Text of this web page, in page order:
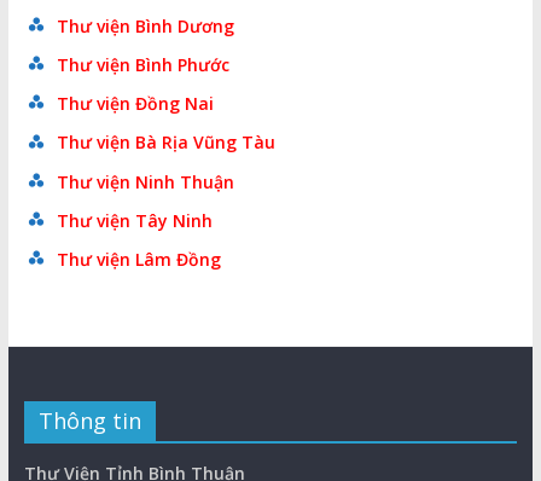
Thư viện Bình Dương
Thư viện Bình Phước
Thư viện Đồng Nai
Thư viện Bà Rịa Vũng Tàu
Thư viện Ninh Thuận
Thư viện Tây Ninh
Thư viện Lâm Đồng
Thông tin
Thư Viện Tỉnh Bình Thuận